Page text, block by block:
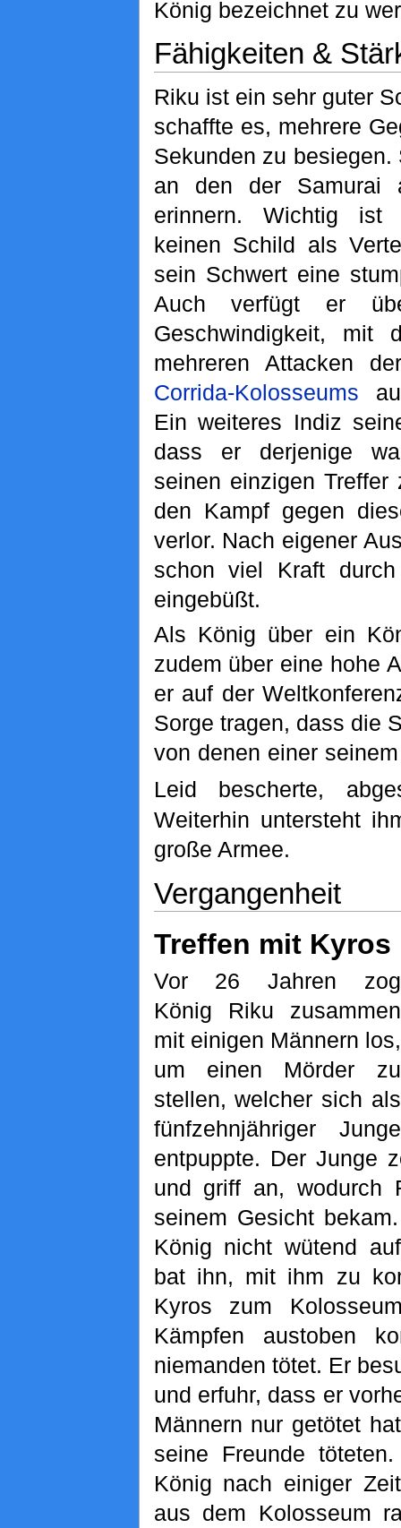
König bezeichnet zu
Fähigkeiten &
Riku ist ein sehr guter
schaffte es, mehrere
Sekunden zu
an den der
erinnern. Wichtig
keinen Schild als
sein Schwert eine
Auch verfügt er
Geschwindigkeit, mit
mehreren Attacken
Corrida-Kolosseums
Ein weiteres Indiz
dass er derjenige
seinen einzigen Treffer
den Kampf gegen
verlor. Nach eigener
schon viel Kraft
eingebüßt.
Als König über ein
zudem über eine hohe
er auf der
Sorge tragen, dass die
von denen einer
Leid bescherte,
Weiterhin untersteht
große Armee.
Vergangenheit
Treffen mit Kyros
Vor 26 Jahren zog
König Riku zusammen
mit einigen Männern los,
um einen Mörder zu
stellen, welcher sich als
fünfzehnjähriger
entpuppte. Der Junge
und griff an, wodurch
seinem Gesicht
König nicht wütend
bat ihn, mit ihm zu
Kyros zum
Kämpfen austoben
niemanden tötet. Er
und erfuhr, dass er
Männern nur getötet
seine Freunde
König nach einiger
aus dem Kolosseum